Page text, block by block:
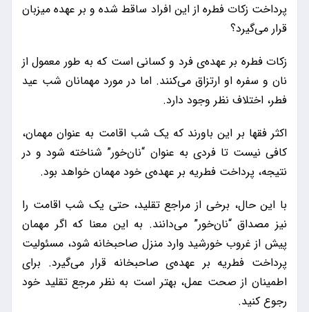
پرداخت زکات فطره از این افراد ساقط شده و بر عهده میزبان
قرار می‌گیرد؟
زکات فطره بر عهده‌ی فرد و کسانی است که به طور معمول از
نان و سفره او ارتزاق می‌کنند. اما در مورد مهمانان شب عید
فطر، اختلاف نظر وجود دارد.
اکثر فقها بر این باورند که یک شب اقامت به عنوان مهمان،
کافی نیست تا فردی به عنوان “نان‌خور” شناخته شود و در
نتیجه، پرداخت فطریه بر عهده‌ی خود مهمان خواهد بود.
با این حال، برخی از مراجع تقلید، حتی یک شب اقامت را
نیز مصداق “نان‌خور” می‌دانند. به این معنا که اگر مهمان
پیش از غروب خورشید وارد منزل صاحبخانه شود، مسئولیت
پرداخت فطریه بر عهده‌ی صاحبخانه قرار می‌گیرد. برای
اطمینان از صحت عمل، بهتر است به نظر مرجع تقلید خود
رجوع کنید.